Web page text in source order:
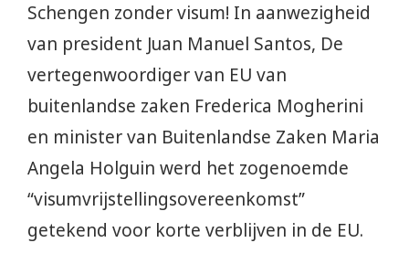
Schengen zonder visum! In aanwezigheid
van president Juan Manuel Santos, De
vertegenwoordiger van EU van
buitenlandse zaken Frederica Mogherini
en minister van Buitenlandse Zaken Maria
Angela Holguin werd het zogenoemde
“visumvrijstellingsovereenkomst”
getekend voor korte verblijven in de EU.